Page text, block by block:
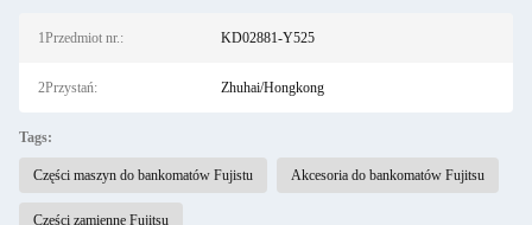
1Przedmiot nr.: KD02881-Y525
2Przystań: Zhuhai/Hongkong
Tags:
Części maszyn do bankomatów Fujistu Akcesoria do bankomatów Fujitsu
Części zamienne Fujitsu